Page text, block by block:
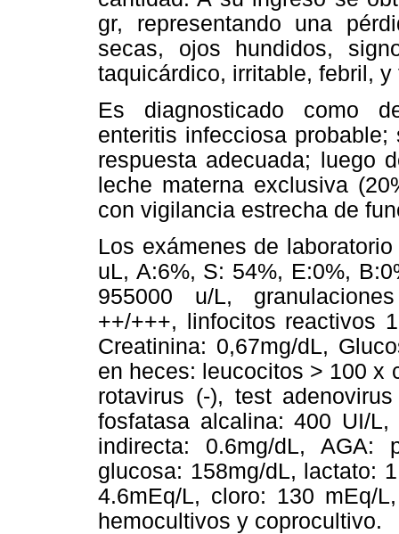
gr, representando una
secas, ojos hundidos,
taquicárdico, irritable, febril,
Es diagnosticado como
enteritis infecciosa
respuesta adecuada; luego
leche materna exclusiva
con vigilancia estrecha de
Los exámenes de
uL, A:6%, S: 54%, E:0%,
955000 u/L,
++/+++, linfocitos reactivos
Creatinina: 0,67mg/dL,
en heces: leucocitos > 100 x
rotavirus (-), test
fosfatasa alcalina: 400 UI/
indirecta: 0.6mg/dL,
glucosa: 158mg/dL, lactato:
4.6mEq/L, cloro: 130 mEq/
hemocultivos y coprocultivo.